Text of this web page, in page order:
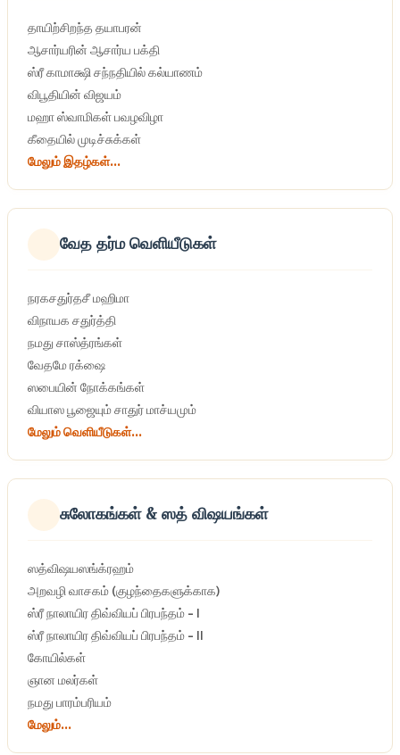
தாயிற்சிறந்த தயாபரன்
ஆசார்யரின் ஆசார்ய பக்தி
ஸ்ரீ காமாக்ஷி சந்நதியில் கல்யாணம்
விபூதியின் விஜயம்
மஹா ஸ்வாமிகள் பவழவிழா
கீதையில் முடிச்சுக்கள்
மேலும் இதழ்கள்...
வேத தர்ம வெளியீடுகள்
நரகசதுர்தசீ மஹிமா
விநாயக சதுர்த்தி
நமது சாஸ்த்ரங்கள்
வேதமே ரக்ஷை
ஸபையின் நோக்கங்கள்
வியாஸ பூஜையும் சாதுர் மாச்யமும்
மேலும் வெளியீடுகள்...
சுலோகங்கள் & ஸத் விஷயங்கள்
ஸத்விஷயஸங்க்ரஹம்
அறவழி வாசகம் (குழந்தைகளுக்காக)
ஸ்ரீ நாலாயிர திவ்வியப் பிரபந்தம் - I
ஸ்ரீ நாலாயிர திவ்வியப் பிரபந்தம் - II
கோயில்கள்
ஞான மலர்கள்
நமது பாரம்பரியம்
மேலும்...